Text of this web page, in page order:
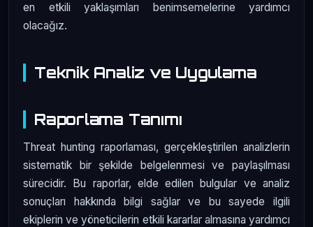
en etkili yaklaşımları benimsemelerine yardımcı
olacağız.
Teknik Analiz ve Uygulama
Raporlama Tanımı
Threat hunting raporlaması, gerçekleştirilen analizlerin
sistematik bir şekilde belgelenmesi ve paylaşılması
sürecidir. Bu raporlar, elde edilen bulgular ve analiz
sonuçları hakkında bilgi sağlar ve bu sayede ilgili
ekiplerin ve yöneticilerin etkili kararlar almasına yardımcı